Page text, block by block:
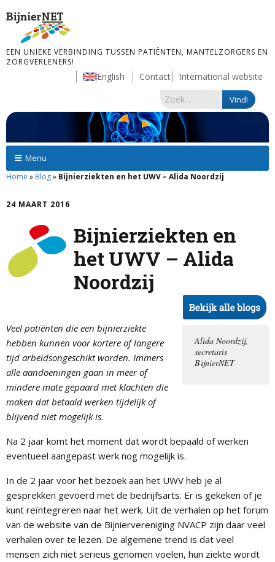
EEN UNIEKE VERBINDING TUSSEN PATIËNTEN, MANTELZORGERS EN
ZORGVERLENERS!
English Contact International website
Menu
Home » Blog» Bijnierziekten en het UWV – Alida Noordzij
24 MAART 2016
Bijnierziekten en
het UWV – Alida
Noordzij
Alida Noordzij,
secretaris
BijnierNET
Veel patiënten die een bijnierziekte
hebben kunnen voor kortere of langere
tijd arbeidsongeschikt worden. Immers
alle aandoeningen gaan in meer of
mindere mate gepaard met klachten die
maken dat betaald werken tijdelijk of
blijvend niet mogelijk is.
Na 2 jaar komt het moment dat wordt bepaald of werken
eventueel aangepast werk nog mogelijk is.
In de 2 jaar voor het bezoek aan het UWV heb je al
gesprekken gevoerd met de bedrijfsarts. Er is gekeken of je
kunt reïntegreren naar het werk. Uit de verhalen op het forum
van de website van de Bijniervereniging NVACP zijn daar veel
verhalen over te lezen. De algemene trend is dat veel
mensen zich niet serieus genomen voelen, hun ziekte wordt